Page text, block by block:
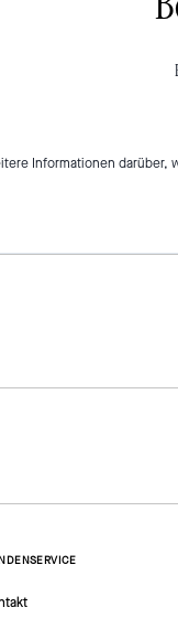
Informationen darüber,